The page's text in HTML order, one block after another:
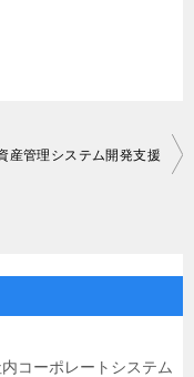
産管理システム開発支援
コーポレートシステム